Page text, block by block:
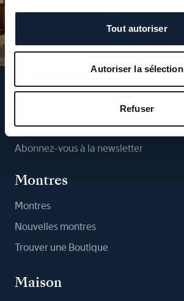
Tout autoriser
Autoriser la sélection
Refuser
Suivez-nous
Abonnez-vous à la newsletter
Montres
Montres
Nouvelles montres
Trouver une Boutique
Maison